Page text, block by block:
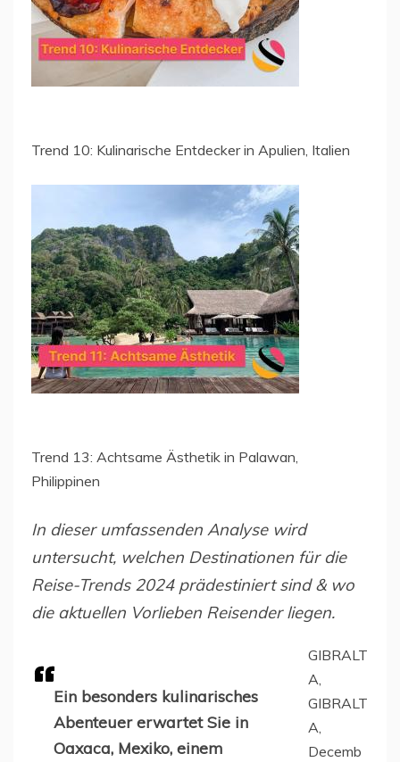
Trend 10: Kulinarische Entdecker in Apulien, Italien
Trend 13: Achtsame Ästhetik in Palawan,
Philippinen
In dieser umfassenden Analyse wird
untersucht, welchen Destinationen für die
Reise-Trends 2024 prädestiniert sind & wo
die aktuellen Vorlieben Reisender liegen.
Ein besonders kulinarisches
Abenteuer erwartet Sie in
Oaxaca, Mexiko, einem
GIBRALT
A,
GIBRALT
A,
Decemb